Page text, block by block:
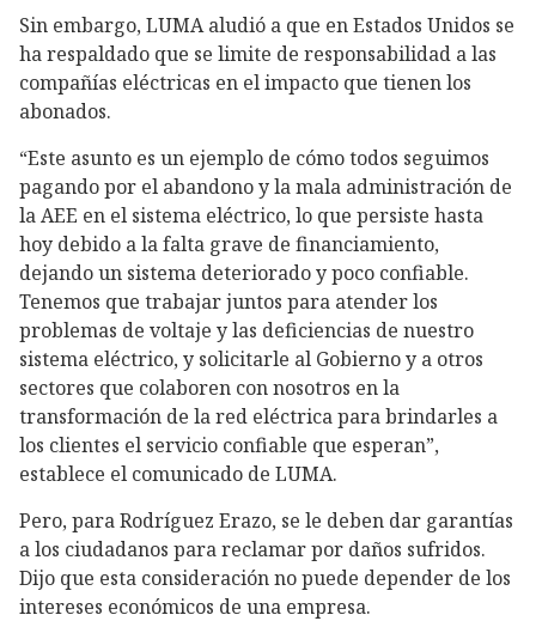
Sin embargo, LUMA aludió a que en Estados Unidos se
ha respaldado que se limite de responsabilidad a las
compañías eléctricas en el impacto que tienen los
abonados.
“Este asunto es un ejemplo de cómo todos seguimos
pagando por el abandono y la mala administración de
la AEE en el sistema eléctrico, lo que persiste hasta
hoy debido a la falta grave de financiamiento,
dejando un sistema deteriorado y poco confiable.
Tenemos que trabajar juntos para atender los
problemas de voltaje y las deficiencias de nuestro
sistema eléctrico, y solicitarle al Gobierno y a otros
sectores que colaboren con nosotros en la
transformación de la red eléctrica para brindarles a
los clientes el servicio confiable que esperan”,
establece el comunicado de LUMA.
Pero, para Rodríguez Erazo, se le deben dar garantías
a los ciudadanos para reclamar por daños sufridos.
Dijo que esta consideración no puede depender de los
intereses económicos de una empresa.